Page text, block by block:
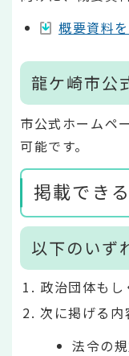
概要資料
龍ケ崎市公
市公式ホームペ
可能です。
掲載でき
以下のいず
政治団体も
次に掲げる内
法令の